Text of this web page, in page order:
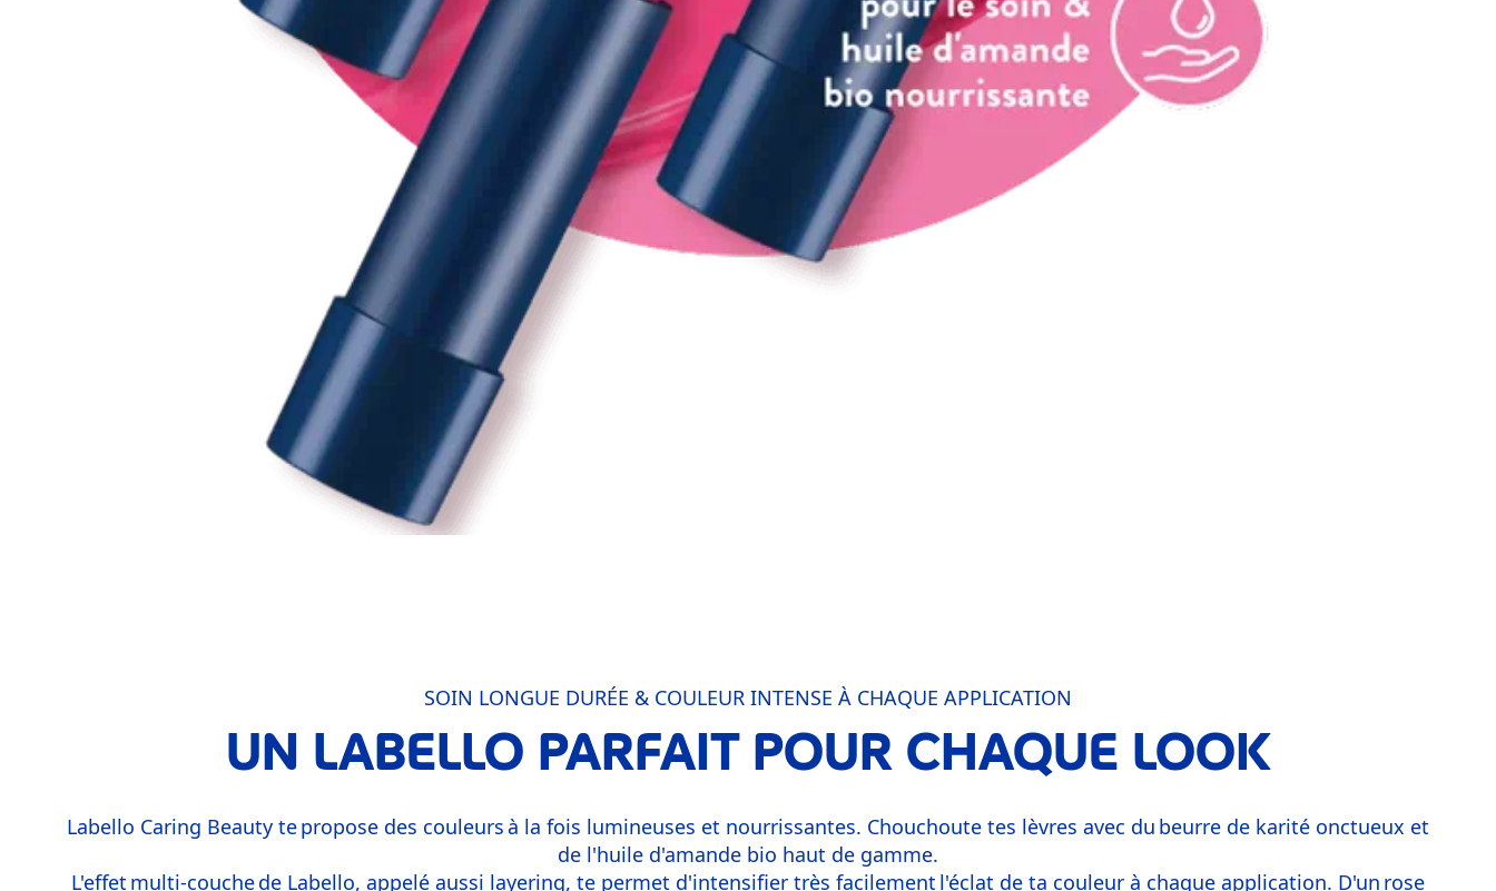
SOIN LONGUE DURÉE & COULEUR INTENSE À CHAQUE APPLICATION
UN LABELLO PARFAIT POUR CHAQUE LOOK
Labello Caring Beauty te propose des couleurs à la fois lumineuses et nourrissantes. Chouchoute tes lèvres avec du beurre de karité onctueux et
de l'huile d'amande bio haut de gamme.
L'effet multi-couche de Labello, appelé aussi layering, te permet d'intensifier très facilement l'éclat de ta couleur à chaque application. D'un rose